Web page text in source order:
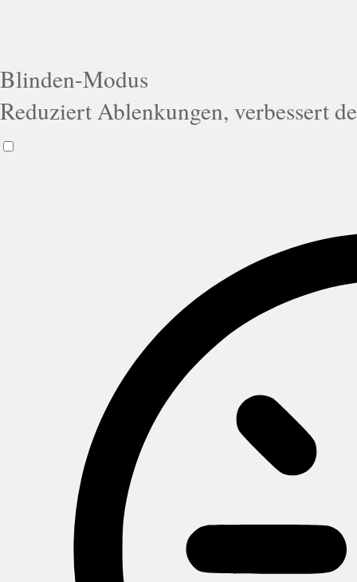
Blinden-Modus
Reduziert Ablenkungen, verbessert